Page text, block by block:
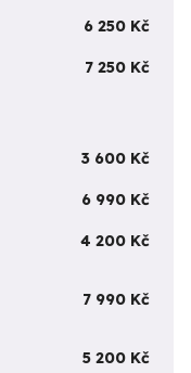
6 250 Kč
7 250 Kč
3 600 Kč
6 990 Kč
4 200 Kč
7 990 Kč
5 200 Kč